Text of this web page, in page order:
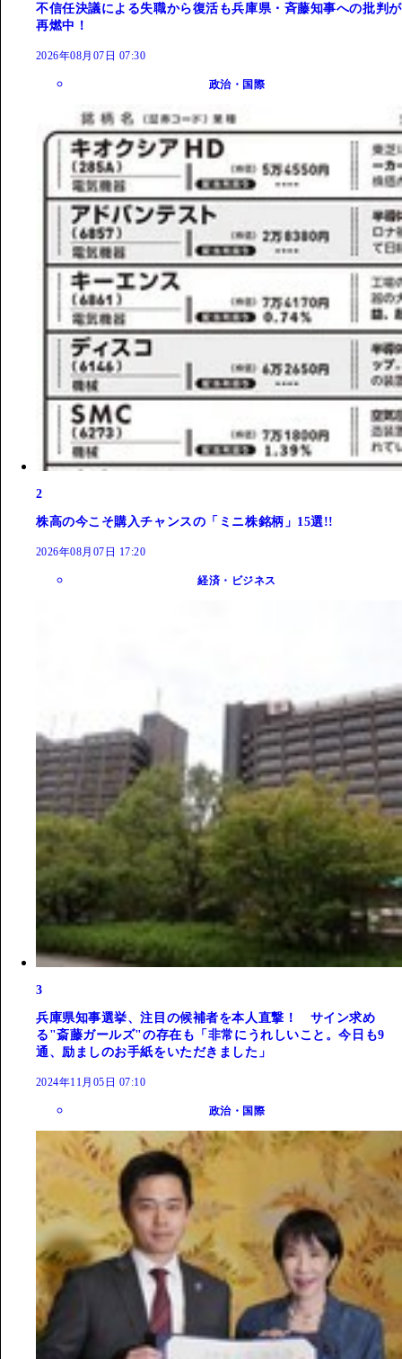
不信任決議による失職から復活も兵庫県・斉藤知事への批判が
再燃中！
2026年08月07日 07:30
政治・国際
2
株高の今こそ購入チャンスの「ミニ株銘柄」15選!!
2026年08月07日 17:20
経済・ビジネス
3
兵庫県知事選挙、注目の候補者を本人直撃！ サイン求め
る"斎藤ガールズ"の存在も「非常にうれしいこと。今日も9
通、励ましのお手紙をいただきました」
2024年11月05日 07:10
政治・国際